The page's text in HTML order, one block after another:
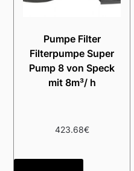
Pumpe Filter
Filterpumpe Super
Pump 8 von Speck
mit 8m³/ h
423.68€